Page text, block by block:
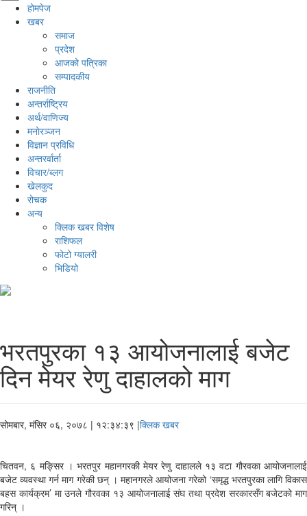
होमपेज
खबर
समाज
प्रदेश
आजको पत्रिका
सम्पादकीय
राजनीति
अन्तर्राष्ट्रिय
अर्थ/वाणिज्य
मनाेरञ्जन
विज्ञान प्रविधि
अन्तरर्वार्ता
विचार/ब्लग
खेलकुद
रोचक
अन्य
क्लिक खबर विशेष
राशिफल
फोटो ग्यालरी
भिडियो
भरतपुरका १३ आयोजनालाई बजेट
दिन मेयर रेणु दाहालको माग
सोमबार, मंसिर ०६, २०७८ | १२:३४:३९ |क्लिक खबर
चितवन, ६ मङ्सिर । भरतपुर महानगरकी मेयर रेणु दाहालले १३ वटा गौरवका आयोजनालाई
बजेट व्यवस्था गर्न माग गरेकी छन् । महानगरले आयोजना गरेको ‘समृद्ध भरतपुरका लागि विकास
बहस कार्यक्रम’ मा उनले गौरवका १३ आयोजनालाई संघ तथा प्रदेश सरकारसँग बजेटको माग
गरिन् ।